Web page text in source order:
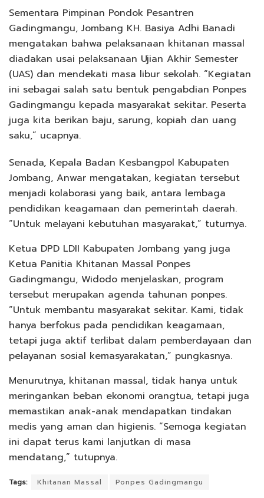
Sementara Pimpinan Pondok Pesantren
Gadingmangu, Jombang KH. Basiya Adhi Banadi
mengatakan bahwa pelaksanaan khitanan massal
diadakan usai pelaksanaan Ujian Akhir Semester
(UAS) dan mendekati masa libur sekolah. “Kegiatan
ini sebagai salah satu bentuk pengabdian Ponpes
Gadingmangu kepada masyarakat sekitar. Peserta
juga kita berikan baju, sarung, kopiah dan uang
saku,” ucapnya.
Senada, Kepala Badan Kesbangpol Kabupaten
Jombang, Anwar mengatakan, kegiatan tersebut
menjadi kolaborasi yang baik, antara lembaga
pendidikan keagamaan dan pemerintah daerah.
“Untuk melayani kebutuhan masyarakat,” tuturnya.
Ketua DPD LDII Kabupaten Jombang yang juga
Ketua Panitia Khitanan Massal Ponpes
Gadingmangu, Widodo menjelaskan, program
tersebut merupakan agenda tahunan ponpes.
“Untuk membantu masyarakat sekitar. Kami, tidak
hanya berfokus pada pendidikan keagamaan,
tetapi juga aktif terlibat dalam pemberdayaan dan
pelayanan sosial kemasyarakatan,” pungkasnya.
Menurutnya, khitanan massal, tidak hanya untuk
meringankan beban ekonomi orangtua, tetapi juga
memastikan anak-anak mendapatkan tindakan
medis yang aman dan higienis. “Semoga kegiatan
ini dapat terus kami lanjutkan di masa
mendatang,” tutupnya.
Tags: Khitanan Massal Ponpes Gadingmangu